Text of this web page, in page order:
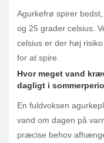
Agurkefrø spirer
og 25 grader celsius.
celsius er der høj
for at spire.
Hvor meget vand
dagligt i
En fuldvoksen
vand om dagen på
præcise behov